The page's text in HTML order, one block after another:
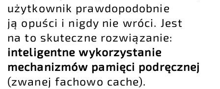
użytkownik prawdopodobnie
ją opuści i nigdy nie wróci. Jest
na to skuteczne rozwiązanie:
inteligentne wykorzystanie
mechanizmów pamięci podręcznej
(zwanej fachowo cache).